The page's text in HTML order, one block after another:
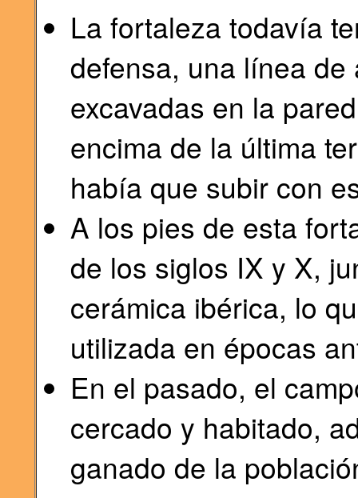
La fortaleza todavía
defensa, una línea
excavadas en la
encima de la última
había que subir con
A los pies de esta
de los siglos IX y X,
cerámica ibérica, lo
utilizada en épocas
En el pasado, el
cercado y habitado,
ganado de la